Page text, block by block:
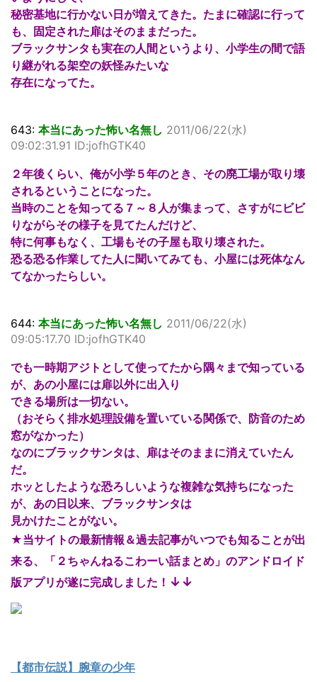
秘密基地に行かない日が増えてきた。たまに確認に行って
も、固定された扉はそのままだった。
ブラックサンタも実在の人間というより、小学生の間で語
り継がれる架空の妖怪みたいな
存在になってた。
643: 本当にあった怖い名無し 2011/06/22(水)
09:02:31.91 ID:jofhGTK40
２年後くらい、俺が小学５年のとき、その廃工場が取り壊
されるということになった。
当時のことを知ってる７～８人が集まって、さすがにビビ
りながらその様子を見てたんだけど、
特に何事もなく、工場もその子屋も取り壊された。
恐る恐る作業してた人に聞いてみても、小屋には死体なん
てなかったらしい。
644: 本当にあった怖い名無し 2011/06/22(水)
09:05:17.70 ID:jofhGTK40
でも一時期アジトとして使ってたから隅々まで知っている
が、あの小屋には扉以外に出入り
できる場所は一切ない。
（おそらく排水処理設備を置いている関係で、防音のため
窓がなかった）
なのにブラックサンタは、扉はそのままに消えていたん
だ。
ホッとしたような恐ろしいような複雑な気持ちになった
が、あの日以来、ブラックサンタは
見かけたことがない。
★当サイトの最新情報＆過去記事がいつでも知ることが出
来る、「２ちゃんねるこわーい話まとめ」のアンドロイド
版アプリが遂に完成しました！ ↓↓
【都市伝説】腕章の少年